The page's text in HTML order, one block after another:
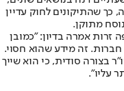
כך שהתיקונים לחוק עדיין
מתוקן.
זרות אמרה בדיון: "כמובן
חברות. זה מידע שהוא חסוי.
בצורה סודית, כי הוא שייך
עליו".